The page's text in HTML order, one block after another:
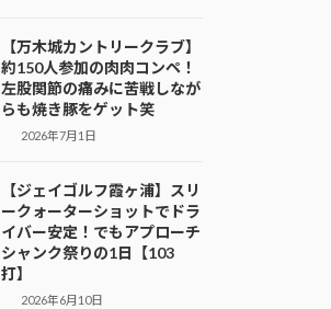
【万木城カントリークラブ】
約150人参加の肉肉コンペ！
左股関節の痛みに苦戦しなが
らも焼き豚をゲット笑
2026年7月1日
【ジェイゴルフ霞ヶ浦】スリ
ークォーターショットでドラ
イバー安定！でもアプローチ
シャンク祭りの1日【103
打】
2026年6月10日